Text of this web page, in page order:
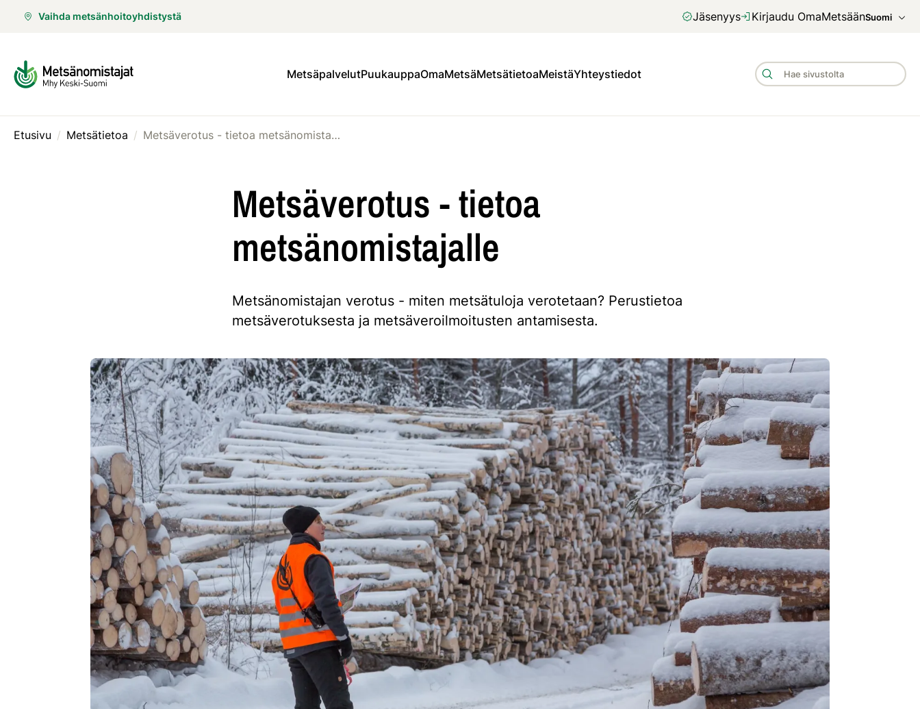
Vaihda metsänhoitoyhdistystä Jäsenyys Kirjaudu OmaMetsäänSuomi
MetsäpalvelutPuukauppaOmaMetsäMetsätietoaMeistäYhteystiedot
Etusivu / Metsätietoa / Metsäverotus - tietoa metsänomistajalle
Metsäverotus - tietoa
metsänomistajalle
Metsänomistajan verotus - miten metsätuloja verotetaan? Perustietoa
metsäverotuksesta ja metsäveroilmoitusten antamisesta.